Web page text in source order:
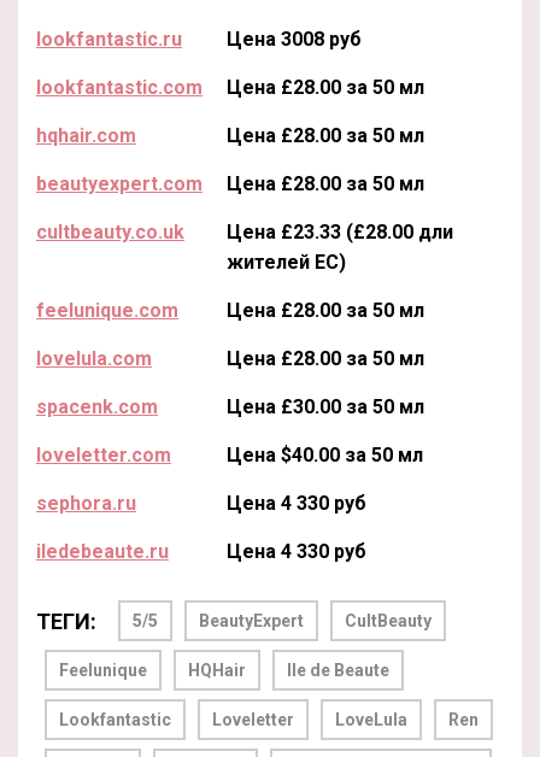
lookfantastic.ru Цена 3008 руб
lookfantastic.com Цена £28.00 за 50 мл
hqhair.com Цена £28.00 за 50 мл
beautyexpert.com Цена £28.00 за 50 мл
cultbeauty.co.uk
Цена £23.33 (£28.00 дли
жителей ЕС)
feelunique.com Цена £28.00 за 50 мл
lovelula.com Цена £28.00 за 50 мл
spacenk.com Цена £30.00 за 50 мл
loveletter.com Цена $40.00 за 50 мл
sephora.ru Цена 4 330 руб
iledebeaute.ru Цена 4 330 руб
ТЕГИ: 5/5 BeautyExpert CultBeauty
Feelunique HQHair Ile de Beaute
Lookfantastic Loveletter LoveLula Ren